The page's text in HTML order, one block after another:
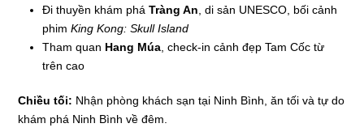
Đi thuyền khám pháTràng An , di sản UNESCO, bối cảnh
phimKing Kong: Skull Island
Tham quan Hang Múa , check-in cảnh đẹp Tam Cốc từ
trên cao
Chiều tối: Nhận phòng khách sạn tại Ninh Bình, ăn tối và tự do
khám phá Ninh Bình về đêm.